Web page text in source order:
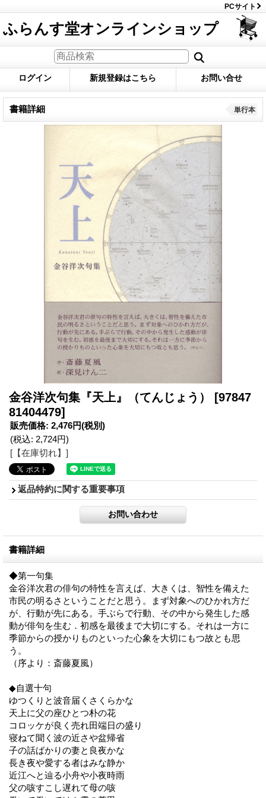
PCサイト
ふらんす堂オンラインショップ
ログイン 新規登録はこちら お問い合せ
書籍詳細 単行本
金谷洋次句集『天上』（てんじょう） [97847
81404479]
販売価格: 2,476円(税別)
(税込: 2,724円)
[【在庫切れ】]
返品特約に関する重要事項
書籍詳細
◆第一句集
金谷洋次君の俳句の特性を言えば、大きくは、智性を備えた
市民の明るさということだと思う。まず対象へのひかれ方だ
が、行動が先にある。手ぶらで行動、その中から発生した感
動が俳句を生む．初感を最後まで大切にする。それは一方に
季節からの授かりものといった心象を大切にもつ故とも思
う。
（序より：斎藤夏風）
◆自選十句
ゆつくりと波音届くさくらかな
天上に父の座ひとつ朴の花
コロッケが良く売れ田端日の盛り
寝ねて聞く波の近さや盆帰省
子の話ばかりの妻と良夜かな
長き夜や愛する者はみな静か
近江へと辿る小舟や小夜時雨
父の咳すこし遅れて母の咳